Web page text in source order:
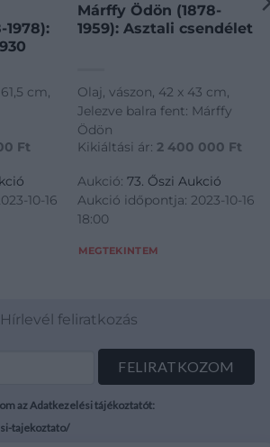
cm,
Ft
10-16
Márffy Ödön (1878-
1959): Asztali csendélet
Olaj, vászon, 42 x 43 cm,
Jelezve balra fent: Márffy
Ödön
Kikiáltási ár: 2 400 000 Ft
Aukció: 73. Őszi Aukció
Aukció időpontja: 2023-10-16
18:00
MEGTEKINTEM
Hírlevél feliratkozás
az Adatkezelési tájékoztatót:
tajekoztato/